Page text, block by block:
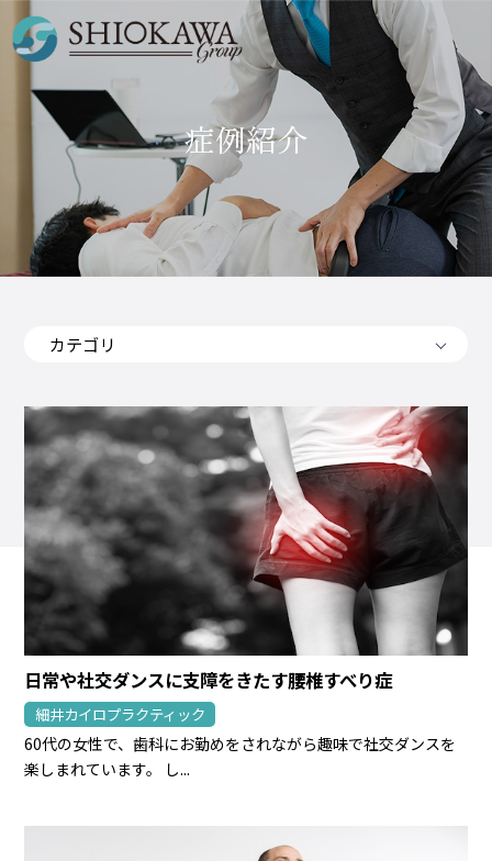
症例紹介
カテゴリ
日常や社交ダンスに支障をきたす腰椎すべり症
細井カイロプラクティック
60代の女性で、歯科にお勤めをされながら趣味で社交ダンスを
楽しまれています。 し...